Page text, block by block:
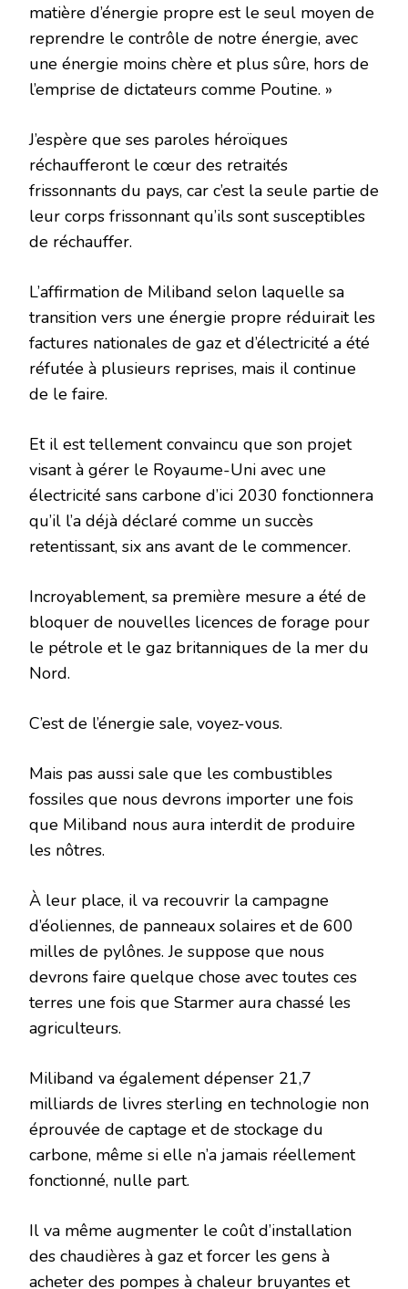
matière d’énergie propre est le seul moyen de
reprendre le contrôle de notre énergie, avec
une énergie moins chère et plus sûre, hors de
l’emprise de dictateurs comme Poutine. »
J’espère que ses paroles héroïques
réchaufferont le cœur des retraités
frissonnants du pays, car c’est la seule partie de
leur corps frissonnant qu’ils sont susceptibles
de réchauffer.
L’affirmation de Miliband selon laquelle sa
transition vers une énergie propre réduirait les
factures nationales de gaz et d’électricité a été
réfutée à plusieurs reprises, mais il continue
de le faire.
Et il est tellement convaincu que son projet
visant à gérer le Royaume-Uni avec une
électricité sans carbone d’ici 2030 fonctionnera
qu’il l’a déjà déclaré comme un succès
retentissant, six ans avant de le commencer.
Incroyablement, sa première mesure a été de
bloquer de nouvelles licences de forage pour
le pétrole et le gaz britanniques de la mer du
Nord.
C’est de l’énergie sale, voyez-vous.
Mais pas aussi sale que les combustibles
fossiles que nous devrons importer une fois
que Miliband nous aura interdit de produire
les nôtres.
À leur place, il va recouvrir la campagne
d’éoliennes, de panneaux solaires et de 600
milles de pylônes. Je suppose que nous
devrons faire quelque chose avec toutes ces
terres une fois que Starmer aura chassé les
agriculteurs.
Miliband va également dépenser 21,7
milliards de livres sterling en technologie non
éprouvée de captage et de stockage du
carbone, même si elle n’a jamais réellement
fonctionné, nulle part.
Il va même augmenter le coût d’installation
des chaudières à gaz et forcer les gens à
acheter des pompes à chaleur bruyantes et